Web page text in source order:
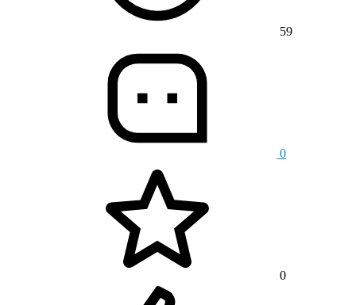
59
0
0